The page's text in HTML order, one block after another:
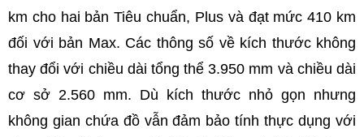
km cho hai bản Tiêu chuẩn, Plus và đạt mức 410 km
đối với bản Max. Các thông số về kích thước không
thay đổi với chiều dài tổng thể 3.950 mm và chiều dài
cơ sở 2.560 mm. Dù kích thước nhỏ gọn nhưng
không gian chứa đồ vẫn đảm bảo tính thực dụng với